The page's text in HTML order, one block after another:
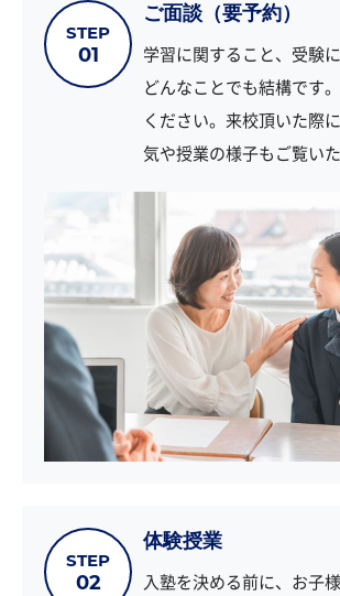
STEP
01
ご面談（要予約）
学習に関すること、受験に
どんなことでも結構です
ください。来校頂いた際
気や授業の様子もご覧いた
STEP
02
体験授業
入塾を決める前に、お子